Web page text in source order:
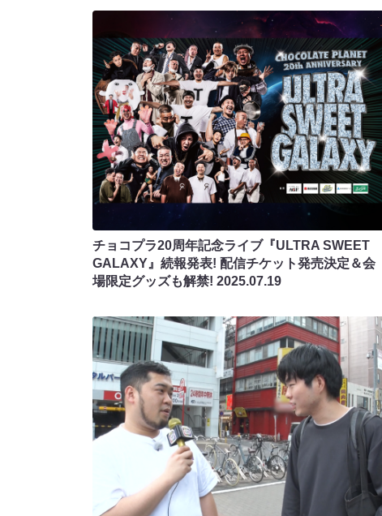
チョコプラ20周年記念ライブ『ULTRA SWEET
GALAXY』続報発表! 配信チケット発売決定＆会
場限定グッズも解禁! 2025.07.19